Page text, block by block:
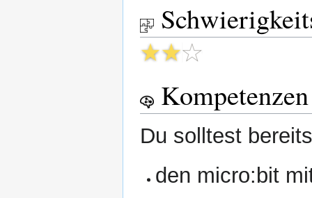
Kompetenzen
Du solltest bereits
den micro:bit